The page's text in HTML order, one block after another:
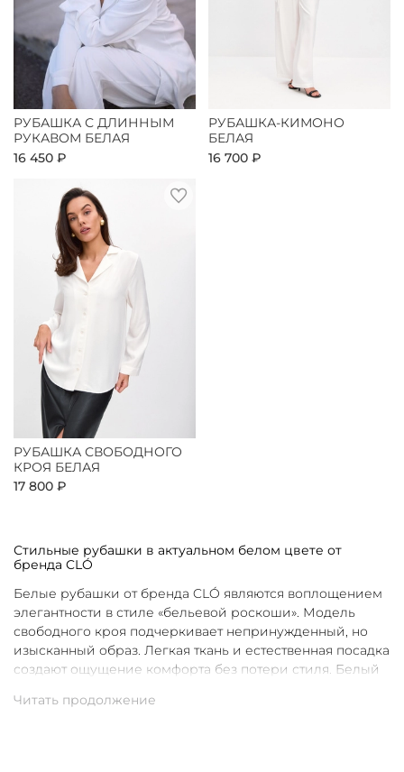
РУБАШКА С ДЛИННЫМ
РУКАВОМ БЕЛАЯ
16 450 ₽
РУБАШКА-КИМОНО
БЕЛАЯ
16 700 ₽
РУБАШКА СВОБОДНОГО
КРОЯ БЕЛАЯ
17 800 ₽
Стильные рубашки в актуальном белом цвете от
бренда CLÓ
Белые рубашки от бренда CLÓ являются воплощением
элегантности в стиле «бельевой роскоши». Модель
свободного кроя подчеркивает непринужденный, но
изысканный образ. Легкая ткань и естественная посадка
создают ощущение комфорта без потери стиля. Белый
чистоты и универсальности. Такая рубашка легко